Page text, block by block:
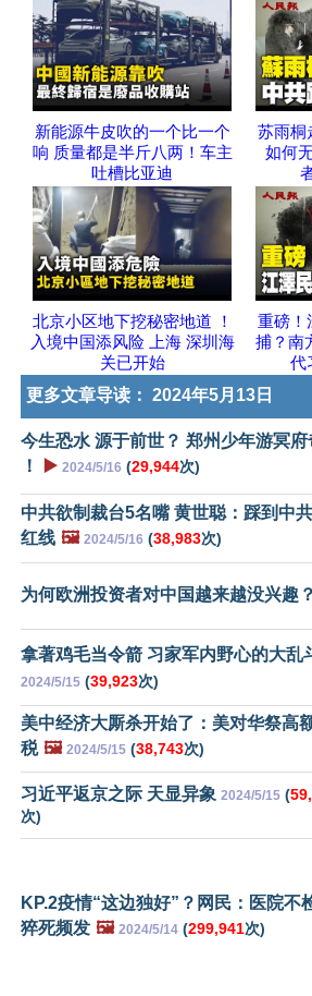
新能源牛皮吹的一个比一个
响 质量都是半斤八两！车主
吐槽比亚迪
苏雨桐
如何
北京小区地下挖秘密地道 ！
入境中国添风险 上海 深圳海
关已开始
重磅！
捕？南
代
更多文章导读： 2024年5月13日
今生恐水 源于前世？ 郑州少年游冥府
！
▶️ 2024/5/16 (29,944次)
中共欲制裁台5名嘴 黄世聪：踩到中
红线 🖼️ 2024/5/16 (38,983次)
为何欧洲投资者对中国越来越没兴趣？
拿著鸡毛当令箭 习家军内野心的大乱
2024/5/15 (39,923次)
美中经济大厮杀开始了：美对华祭高
税 🖼️ 2024/5/15 (38,743次)
习近平返京之际 天显异象 2024/5/15 (
次)
KP.2疫情“这边独好”？网民：医院不
猝死频发 🖼️ 2024/5/14 (299,941次)